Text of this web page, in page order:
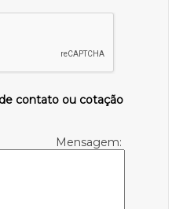
contato ou cotação
Mensagem: